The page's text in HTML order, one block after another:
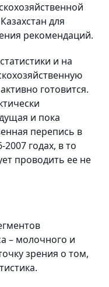
для
рекомендаций.
и на
готовится.
и пока
перепись в
годах, в то
проводить ее не
– молочного и
зрения о том,